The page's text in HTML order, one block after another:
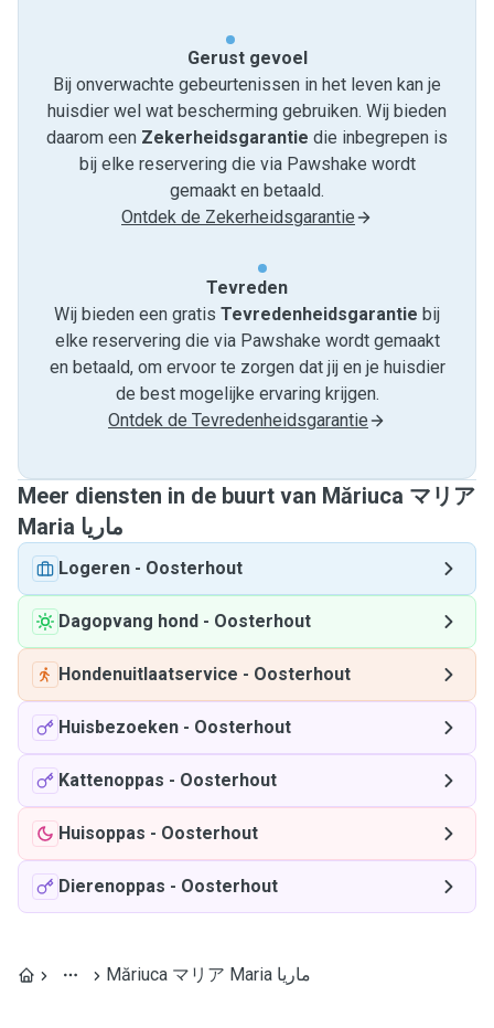
Gerust gevoel
Bij onverwachte gebeurtenissen in het leven kan je
huisdier wel wat bescherming gebruiken. Wij bieden
daarom een Zekerheidsgarantie die inbegrepen is
bij elke reservering die via Pawshake wordt
gemaakt en betaald.
Ontdek de Zekerheidsgarantie
Tevreden
Wij bieden een gratis Tevredenheids­garantie bij
elke reservering die via Pawshake wordt gemaakt
en betaald, om ervoor te zorgen dat jij en je huisdier
de best mogelijke ervaring krijgen.
Ontdek de Tevredenheidsgarantie
Meer diensten in de buurt van Măriuca マリア
Maria ماریا
Logeren - Oosterhout
Dagopvang hond - Oosterhout
Hondenuitlaatservice - Oosterhout
Huisbezoeken - Oosterhout
Kattenoppas - Oosterhout
Huisoppas - Oosterhout
Dierenoppas - Oosterhout
Măriuca マリア Maria ماریا